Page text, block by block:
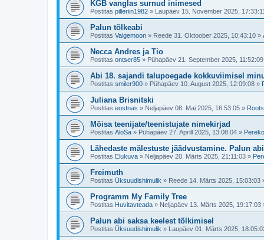
KGB vanglas surnud inimesed
Postitas pilleriin1982 » Laupäev 15. November 2025, 17:33:11
Palun tõlkeabi
Postitas Valgemoon » Reede 31. Oktoober 2025, 10:43:10 »
Necca Andres ja Tio
Postitas ontser85 » Pühapäev 21. September 2025, 11:52:09
Abi 18. sajandi talupoegade kokkuviimisel
Postitas smiler900 » Pühapäev 10. August 2025, 12:09:08 »
Juliana Brisnitski
Postitas eostnas » Neljapäev 08. Mai 2025, 16:53:05 »
Mõisa teenijate/teenistujate nimekirjad
Postitas AloSa » Pühapäev 27. Aprill 2025, 13:08:04 »
Lähedaste mälestuste jäädvustamine. Palun
Postitas Elukuva » Neljapäev 20. Märts 2025, 21:11:03 »
Freimuth
Postitas Üksuudishimulik » Reede 14. Märts 2025, 15:03:03
Programm My Family Tree
Postitas Huvitavteada » Neljapäev 13. Märts 2025, 19:17:03
Palun abi saksa keelest tõlkimisel
Postitas Üksuudishimulik » Laupäev 01. Märts 2025,